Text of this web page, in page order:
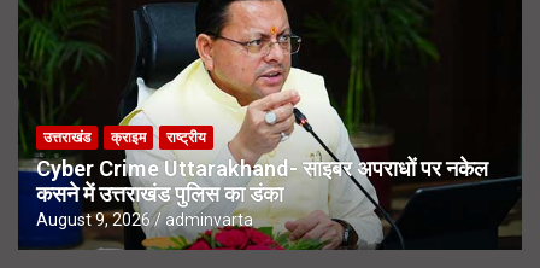
उत्तराखंड क्राइम राष्ट्रीय
Cyber Crime Uttarakhand- साइबर अपराधों पर नकेल
कसने में उत्तराखंड पुलिस का डंका
August 9, 2026 adminvarta